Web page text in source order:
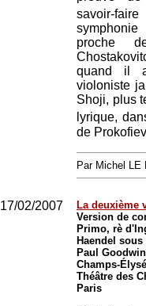
savoir-
proche
quand il
violoniste
Shoji, plus
lyrique,
de
Par Michel LE
17/02/2007
La deuxième
Version de
Primo, rè
Haendel
Paul
Champs-
Théâtre des
Paris